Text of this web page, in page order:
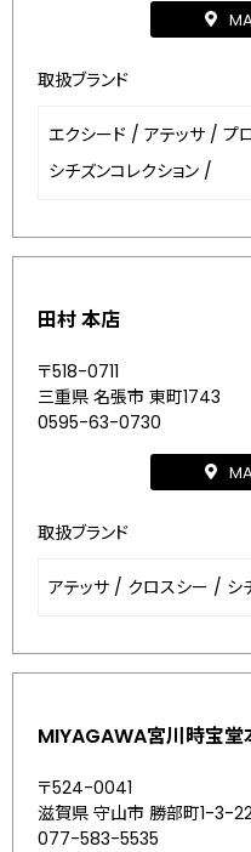
取扱ブランド
エクシード / アテッサ / プ
シチズンコレクション /
田村 本店
〒518-0711
三重県 名張市 東町1743
0595-63-0730
取扱ブランド
アテッサ / クロスシー / シ
MIYAGAWA宮川時宝堂
〒524-0041
滋賀県 守山市 勝部町1-3-
077-583-5535